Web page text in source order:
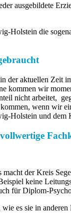
ausgebildete
Holstein die
der aktuellen
kommen wir
nicht arbeitet,
wenn wir
Holstein und
der Kreis
keine
für Diplom-
es sie in anderen